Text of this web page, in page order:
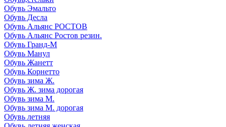
Обувь Эмальто
Обувь Десла
Обувь Альянс РОСТОВ
Обувь Альянс Ростов резин.
Обувь Гранд-М
Обувь Манул
Обувь Жанетт
Обувь Корнетто
Обувь зима Ж.
Обувь Ж. зима дорогая
Обувь зима М.
Обувь зима М. дорогая
Обувь летняя